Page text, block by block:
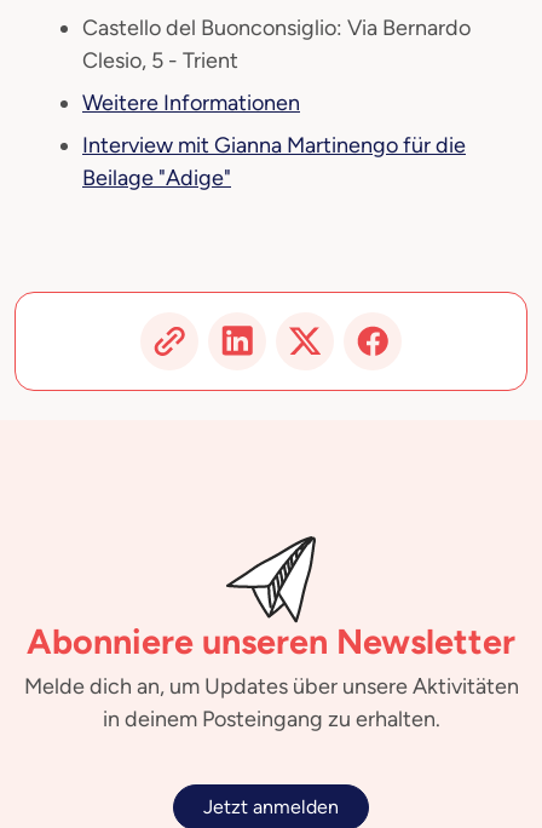
Castello del Buonconsiglio: Via Bernardo
Clesio, 5 - Trient
Weitere Informationen
Interview mit Gianna Martinengo für die
Beilage "Adige"
Abonniere unseren Newsletter
Melde dich an, um Updates über unsere Aktivitäten
in deinem Posteingang zu erhalten.
Jetzt anmelden